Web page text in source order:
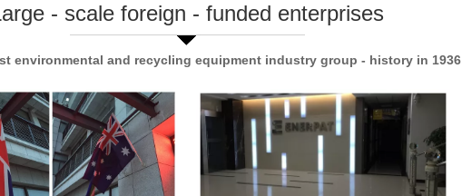
- scale foreign - funded enterprises
environmental and recycling equipment industry group - history in 1936